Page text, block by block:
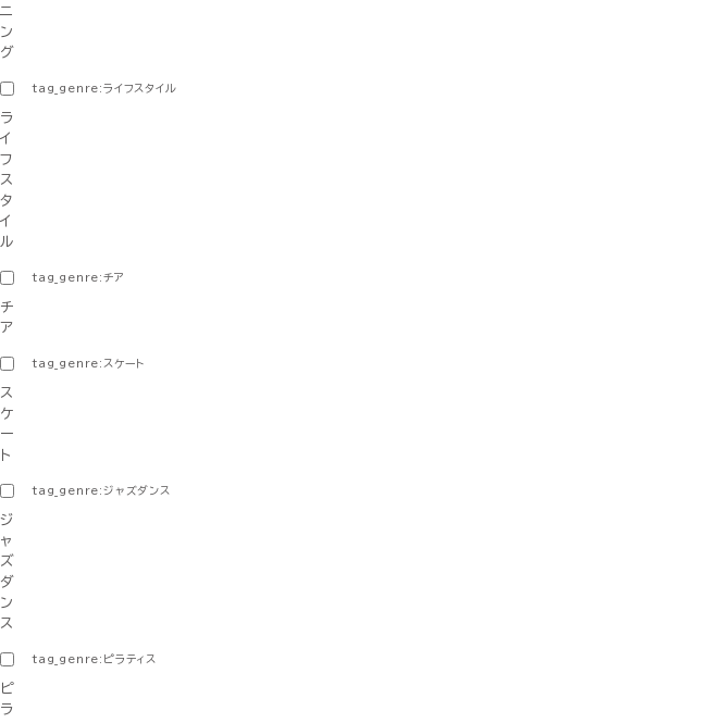
ニ
ン
グ
tag_genre:ライフスタイル
ラ
イ
フ
ス
タ
イ
ル
tag_genre:チア
チ
ア
tag_genre:スケート
ス
ケ
ー
ト
tag_genre:ジャズダンス
ジ
ャ
ズ
ダ
ン
ス
tag_genre:ピラティス
ピ
ラ